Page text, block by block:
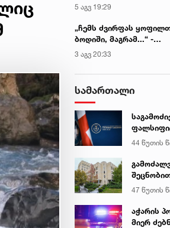
კლინიკაში გადაჰყავთ
5 აგვ 19:29
„ჩემს ძვირფას
ბოდიში, მაგრამ...“ -
ალექსანდრა პაიჭაძის
გულწრფელი აღიარება
3 აგვ 20:33
სამართალი
ყალბი
პირი
44 წუთის
47 წუთის
აჭარის
მიერ